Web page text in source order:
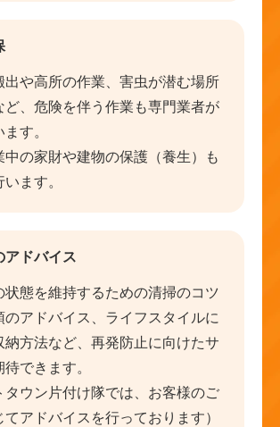
出や高所の作業、害虫が潜む場所
ど、危険を伴う作業も専門業者が
す。
中の家財や建物の保護（養生）も
ます。
アドバイス
状態を維持するための清掃のコツ
のアドバイス、ライフスタイルに
納方法など、再発防止に向けたサ
できます。
タウン片付け隊では、お客様のご
アドバイスを行っております）